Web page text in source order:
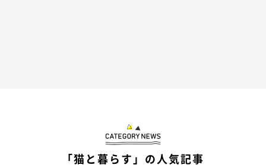
猫が食べると中毒を起こして、口周りの腫れや嘔吐・下
痢を起こすことも「猫と暮らす」の人気記事